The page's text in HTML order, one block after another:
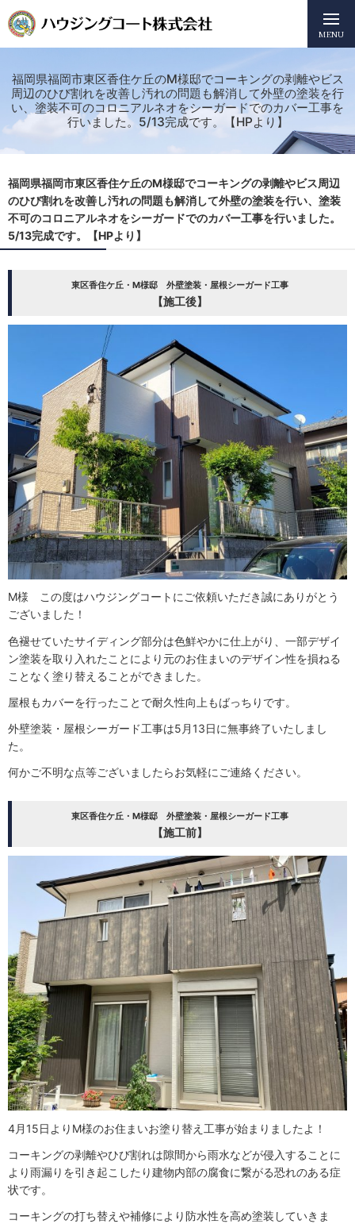
MENU
福岡県福岡市東区香住ケ丘のM様邸でコーキングの剥離やビス
周辺のひび割れを改善し汚れの問題も解消して外壁の塗装を行
い、塗装不可のコロニアルネオをシーガードでのカバー工事を
行いました。5/13完成です。【HPより】
福岡県福岡市東区香住ケ丘のM様邸でコーキングの剥離やビス周辺
のひび割れを改善し汚れの問題も解消して外壁の塗装を行い、塗装
不可のコロニアルネオをシーガードでのカバー工事を行いました。
5/13完成です。【HPより】
東区香住ケ丘・M様邸 外壁塗装・屋根シーガード工事
【施工後】
M様 この度はハウジングコートにご依頼いただき誠にありがとう
ございました！
色褪せていたサイディング部分は色鮮やかに仕上がり、一部デザイ
ン塗装を取り入れたことにより元のお住まいのデザイン性を損ねる
ことなく塗り替えることができました。
屋根もカバーを行ったことで耐久性向上もばっちりです。
外壁塗装・屋根シーガード工事は5月13日に無事終了いたしまし
た。
何かご不明な点等ございましたらお気軽にご連絡ください。
東区香住ケ丘・M様邸 外壁塗装・屋根シーガード工事
【施工前】
4月15日よりM様のお住まいお塗り替え工事が始まりましたよ！
コーキングの剥離やひび割れは隙間から雨水などが侵入することに
より雨漏りを引き起こしたり建物内部の腐食に繋がる恐れのある症
状です。
コーキングの打ち替えや補修により防水性を高め塗装していきま